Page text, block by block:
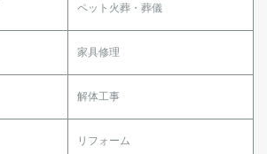
ペット火葬・葬儀
家具修理
解体工事
リフォーム